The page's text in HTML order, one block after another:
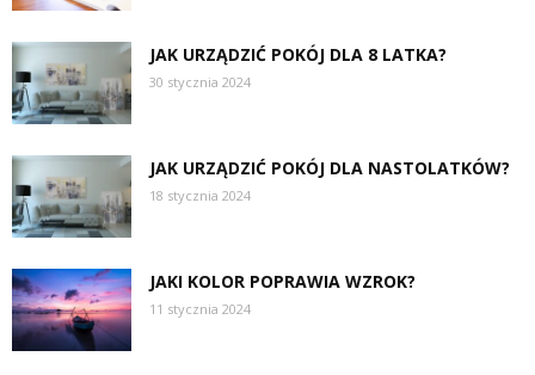
JAK URZĄDZIĆ POKÓJ DLA 8 LATKA?
30 stycznia 2024
JAK URZĄDZIĆ POKÓJ DLA NASTOLATKÓW?
18 stycznia 2024
JAKI KOLOR POPRAWIA WZROK?
11 stycznia 2024